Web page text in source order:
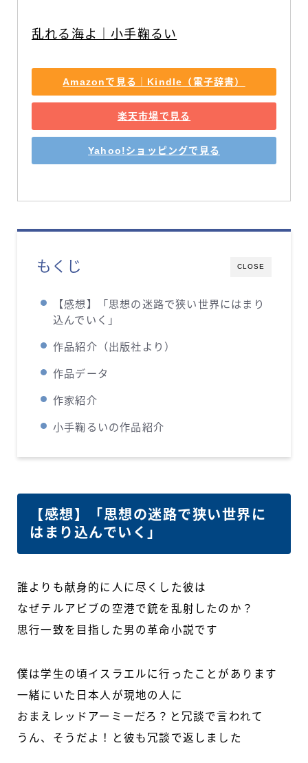
乱れる海よ｜小手鞠るい
Amazonで見る｜Kindle（電子辞書）
楽天市場で見る
Yahoo!ショッピングで見る
CLOSE
もくじ
【感想】「思想の迷路で狭い世界にはまり
込んでいく」
作品紹介（出版社より）
作品データ
作家紹介
小手鞠るいの作品紹介
【感想】「思想の迷路で狭い世界に
はまり込んでいく」
誰よりも献身的に人に尽くした彼は
なぜテルアビブの空港で銃を乱射したのか？
思行一致を目指した男の革命小説です
僕は学生の頃イスラエルに行ったことがあります
一緒にいた日本人が現地の人に
おまえレッドアーミーだろ？と冗談で言われて
うん、そうだよ！と彼も冗談で返しました